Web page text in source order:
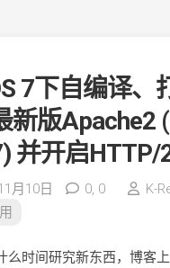
7下自编译、
新版Apache2
并开启HTTP/
月10日 0, 0
K-
么时间研究新东西，博客